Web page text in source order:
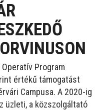
Program
értékű támogatást
Campusa. A 2020-ig
üzleti, a közszolgáltató